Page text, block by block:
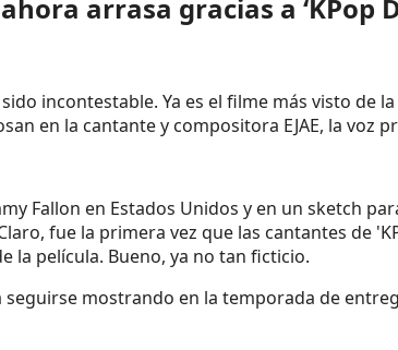
arrasa gracias a ‘KPop
incontestable. Ya es el filme más visto de
en la cantante y compositora EJAE, la voz
Fallon en Estados Unidos y en un sketch
fue la primera vez que las cantantes de
la película. Bueno, ya no tan ficticio.
mostrando en la temporada de